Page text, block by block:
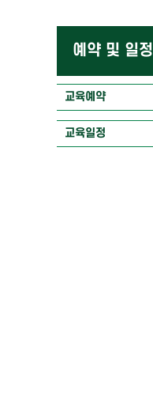
예약 및 일정
교육예약
교육일정